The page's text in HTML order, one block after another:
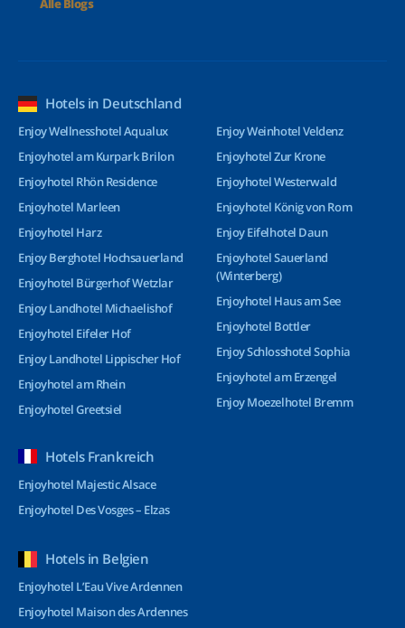
Alle Blogs
Hotels in Deutschland
Enjoy Wellnesshotel Aqualux
Enjoyhotel am Kurpark Brilon
Enjoyhotel Rhön Residence
Enjoyhotel Marleen
Enjoyhotel Harz
Enjoy Berghotel Hochsauerland
Enjoyhotel Bürgerhof Wetzlar
Enjoy Landhotel Michaelishof
Enjoyhotel Eifeler Hof
Enjoy Landhotel Lippischer Hof
Enjoyhotel am Rhein
Enjoyhotel Greetsiel
Enjoy Weinhotel Veldenz
Enjoyhotel Zur Krone
Enjoyhotel Westerwald
Enjoyhotel König von Rom
Enjoy Eifelhotel Daun
Enjoyhotel Sauerland
(Winterberg)
Enjoyhotel Haus am See
Enjoyhotel Bottler
Enjoy Schlosshotel Sophia
Enjoyhotel am Erzengel
Enjoy Moezelhotel Bremm
Hotels Frankreich
Enjoyhotel Majestic Alsace
Enjoyhotel Des Vosges – Elzas
Hotels in Belgien
Enjoyhotel L’Eau Vive Ardennen
Enjoyhotel Maison des Ardennes